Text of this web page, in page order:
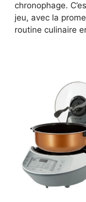
chronophage.
jeu, avec la
routine culinaire